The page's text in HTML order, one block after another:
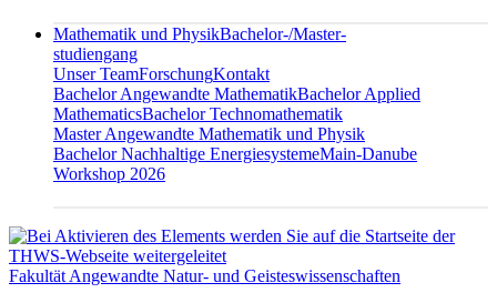
Mathematik und PhysikBachelor-/Master-
studiengang
Unser TeamForschungKontakt
Bachelor Angewandte MathematikBachelor Applied
MathematicsBachelor Technomathematik
Master Angewandte Mathematik und Physik
Bachelor Nachhaltige EnergiesystemeMain-Danube
Workshop 2026
Fakultät Angewandte Natur- und Geisteswissenschaften